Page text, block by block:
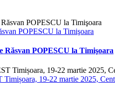
POPESCU la Timişoara
Răsvan POPESCU la Timişoara
19-22 martie 2025,